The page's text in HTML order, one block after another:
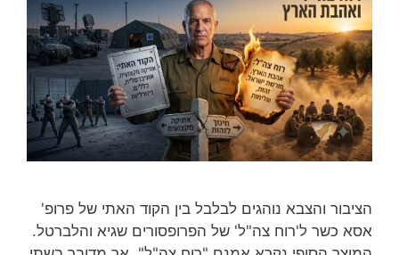
הציבור והצבא נוהגים לבלבל בין הקוד האתי של פרופ'
אסא כשר ל'רוח צה"ל' של הפרופסורים שגיא והלברטל.